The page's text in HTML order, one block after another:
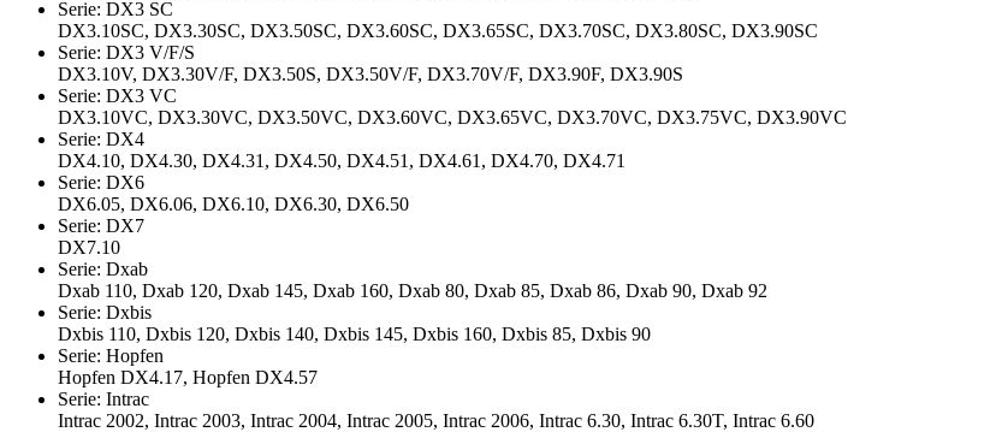
Serie: DX3 SC
DX3.10SC, DX3.30SC, DX3.50SC, DX3.60SC, DX3.65SC, DX3.70SC, DX3.80SC, DX3.90SC
Serie: DX3 V/F/S
DX3.10V, DX3.30V/F, DX3.50S, DX3.50V/F, DX3.70V/F, DX3.90F, DX3.90S
Serie: DX3 VC
DX3.10VC, DX3.30VC, DX3.50VC, DX3.60VC, DX3.65VC, DX3.70VC, DX3.75VC, DX3.90VC
Serie: DX4
DX4.10, DX4.30, DX4.31, DX4.50, DX4.51, DX4.61, DX4.70, DX4.71
Serie: DX6
DX6.05, DX6.06, DX6.10, DX6.30, DX6.50
Serie: DX7
DX7.10
Serie: Dxab
Dxab 110, Dxab 120, Dxab 145, Dxab 160, Dxab 80, Dxab 85, Dxab 86, Dxab 90, Dxab 92
Serie: Dxbis
Dxbis 110, Dxbis 120, Dxbis 140, Dxbis 145, Dxbis 160, Dxbis 85, Dxbis 90
Serie: Hopfen
Hopfen DX4.17, Hopfen DX4.57
Serie: Intrac
Intrac 2002, Intrac 2003, Intrac 2004, Intrac 2005, Intrac 2006, Intrac 6.30, Intrac 6.30T, Intrac 6.60